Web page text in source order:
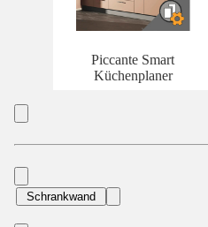
Piccante Smart
Küchenplaner
Schrankwand